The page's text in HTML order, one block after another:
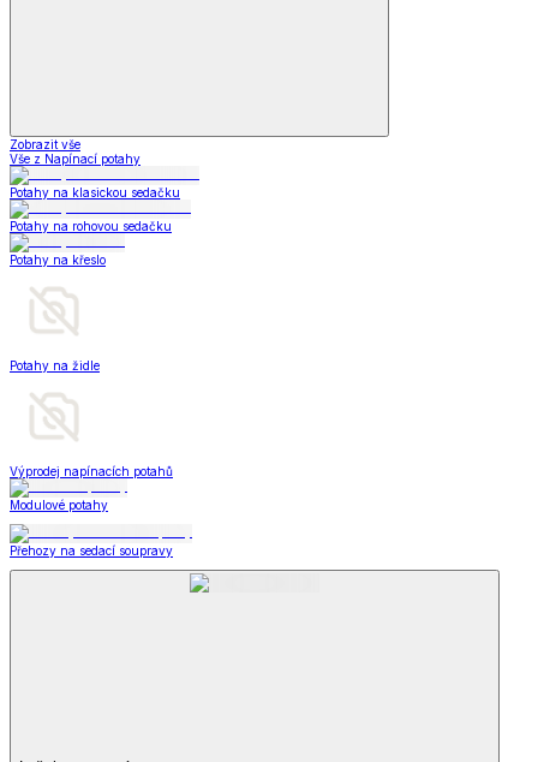
Zobrazit vše
Vše z Napínací potahy
Potahy na klasickou sedačku
Potahy na rohovou sedačku
Potahy na křeslo
Potahy na židle
Výprodej napínacích potahů
Modulové potahy
Přehozy na sedací soupravy